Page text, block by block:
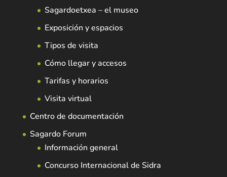
Sagardoetxea – el museo
Exposición y espacios
Tipos de visita
Cómo llegar y accesos
Tarifas y horarios
Visita virtual
Centro de documentación
Sagardo Forum
Información general
Concurso Internacional de Sidra